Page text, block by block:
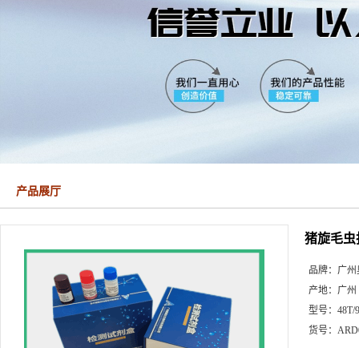
产品展厅
猪旋毛
品牌： 广州
产地： 广州
型号： 48T/
货号：